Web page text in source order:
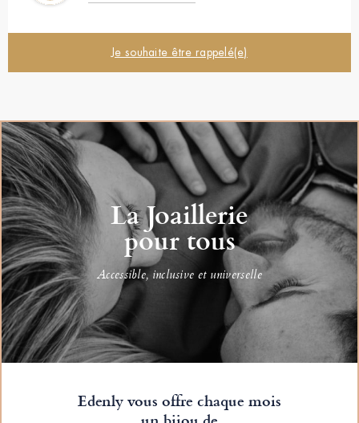
Je souhaite être rappelé(e)
La Joaillerie
pour tous
Accessible, inclusive et universelle
Edenly vous offre chaque mois